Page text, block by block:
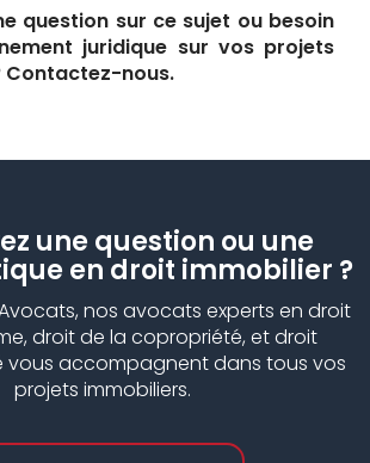
question sur ce sujet ou besoin
juridique sur vos projets
Contactez-nous.
une question ou une
en droit immobilier ?
nos avocats experts en droit
droit de la copropriété, et droit
vous accompagnent dans tous vos
projets immobiliers.